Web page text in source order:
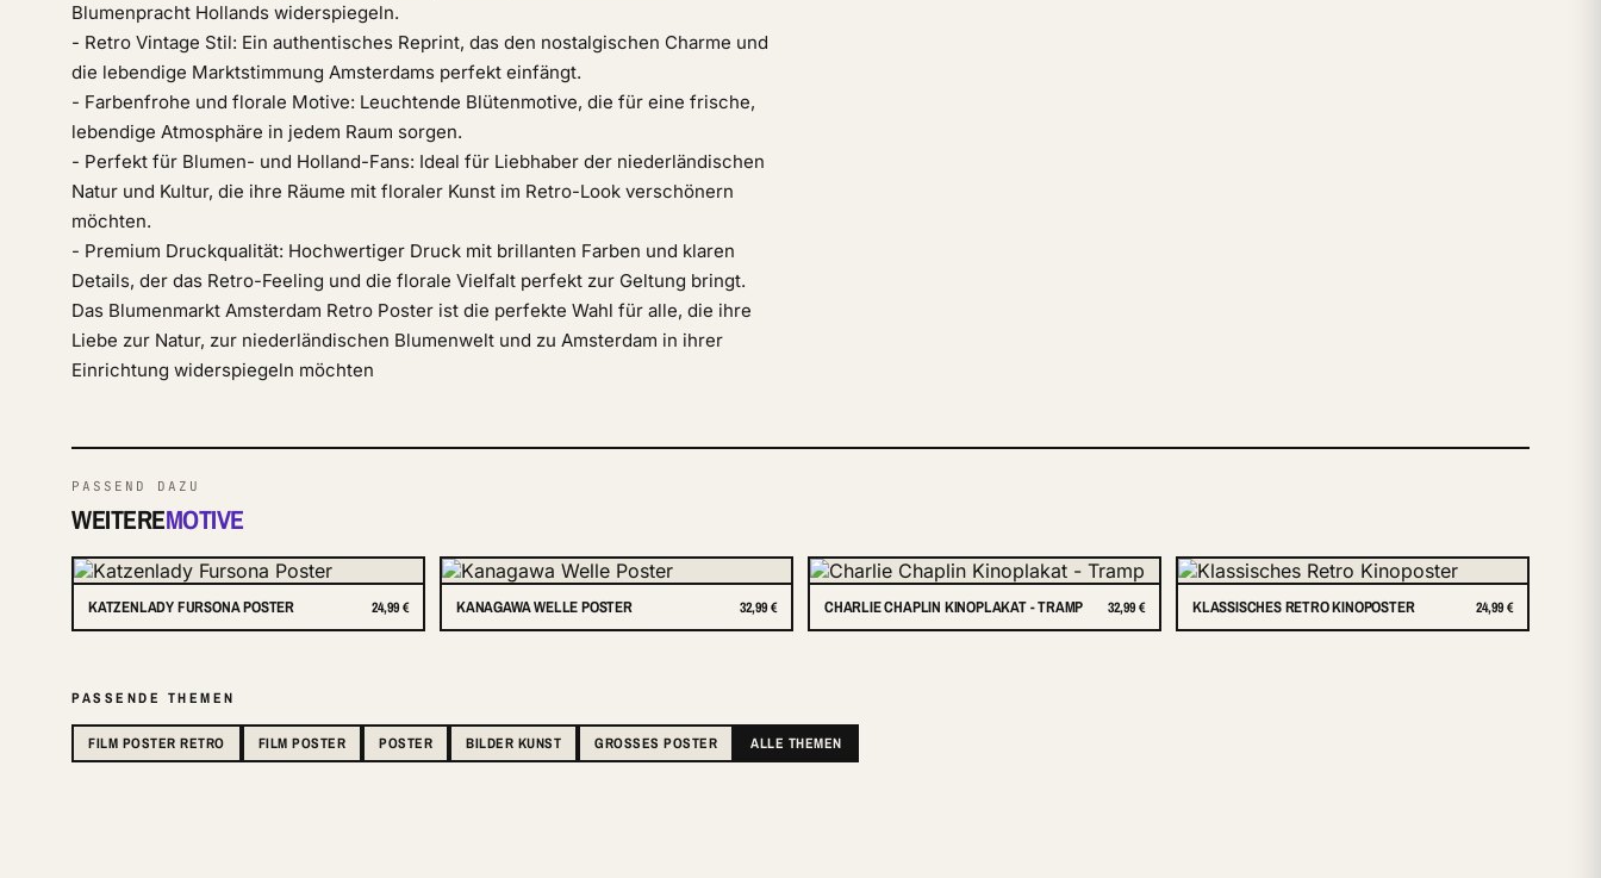
Blumenpracht Hollands widerspiegeln.
- Retro Vintage Stil: Ein authentisches Reprint, das den nostalgischen Charme und
die lebendige Marktstimmung Amsterdams perfekt einfängt.
- Farbenfrohe und florale Motive: Leuchtende Blütenmotive, die für eine frische,
lebendige Atmosphäre in jedem Raum sorgen.
- Perfekt für Blumen- und Holland-Fans: Ideal für Liebhaber der niederländischen
Natur und Kultur, die ihre Räume mit floraler Kunst im Retro-Look verschönern
möchten.
- Premium Druckqualität: Hochwertiger Druck mit brillanten Farben und klaren
Details, der das Retro-Feeling und die florale Vielfalt perfekt zur Geltung bringt.
Das Blumenmarkt Amsterdam Retro Poster ist die perfekte Wahl für alle, die ihre
Liebe zur Natur, zur niederländischen Blumenwelt und zu Amsterdam in ihrer
Einrichtung widerspiegeln möchten
PASSEND DAZU
WEITEREMOTIVE
KATZENLADY FURSONA POSTER 24,99 € KANAGAWA WELLE POSTER 32,99 € CHARLIE CHAPLIN KINOPLAKAT - TRAMP 32,99 € KLASSISCHES RETRO KINOPOSTER 24,99 €
PASSENDE THEMEN
FILM POSTER RETRO FILM POSTER POSTER BILDER KUNST GROSSES POSTER ALLE THEMEN